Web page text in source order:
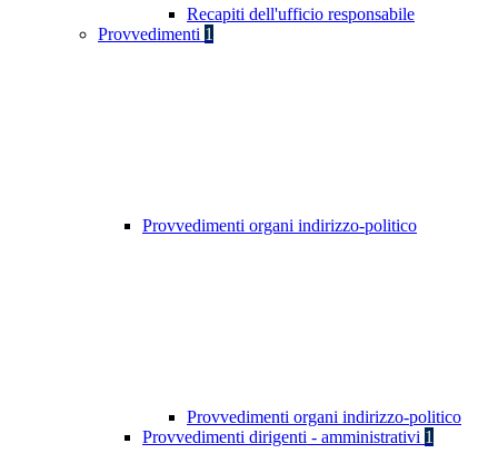
Recapiti dell'ufficio responsabile
Provvedimenti 1
Provvedimenti organi indirizzo-politico
Provvedimenti organi indirizzo-politico
Provvedimenti dirigenti - amministrativi 1